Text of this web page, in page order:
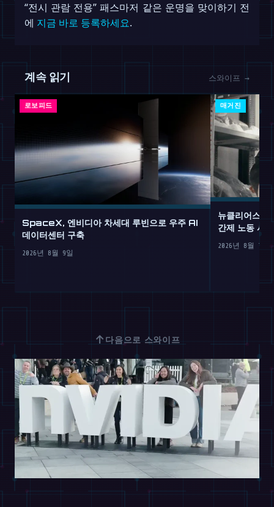
“전시 관람 전용” 패스마저 같은 운명을 맞이하기 전
에 지금 바로 등록하세요.
계속 읽기 스와이프 →
로보피드
SpaceX, 엔비디아 차세대 루빈으로 우주 AI
데이터센터 구축
2026년 8월 9일
매거진
뉴클리어스,
간제 노동 서
2026년 8월 7일
↑ 다음으로 스와이프